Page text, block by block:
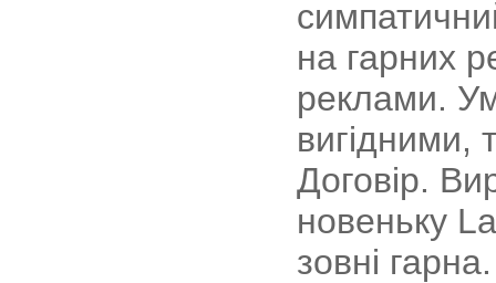
на гарних
реклами.
вигідними,
Договір.
новеньку
зовні гарна.